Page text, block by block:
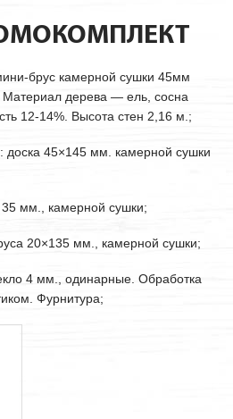
брус камерной сушки 45мм
Материал дерева — ель, сосна
12-14%. Высота стен 2,16 м.;
доска 45×145 мм. камерной сушки
мм., камерной сушки;
20×135 мм., камерной сушки;
4 мм., одинарные. Обработка
Фурнитура;